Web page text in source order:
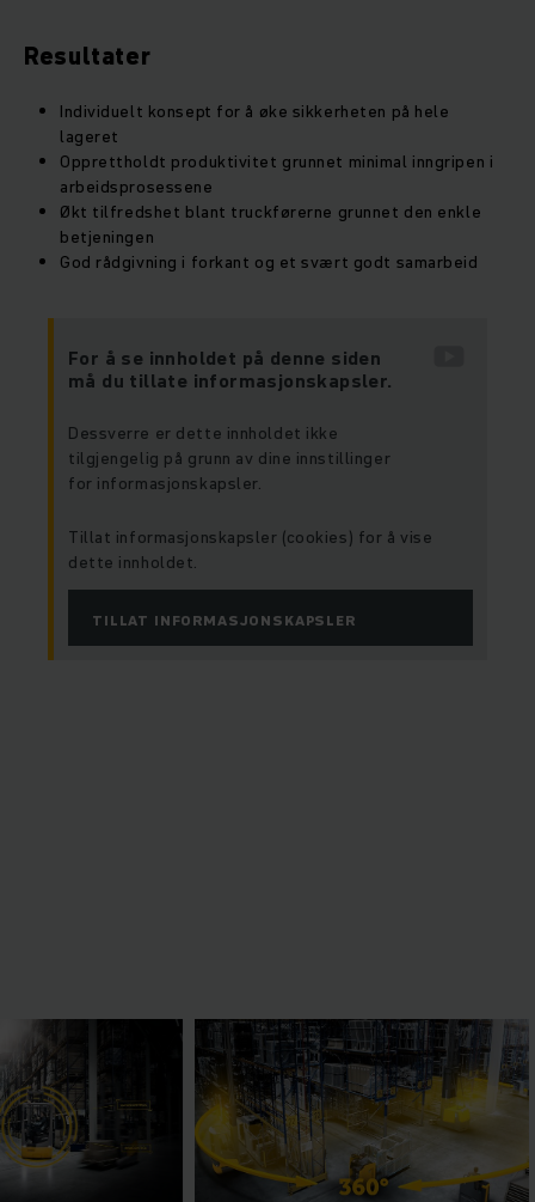
Resultater
Individuelt konsept for å øke sikkerheten på hele
lageret
Opprettholdt produktivitet grunnet minimal inngripen i
arbeidsprosessene
Økt tilfredshet blant truckførerne grunnet den enkle
betjeningen
God rådgivning i forkant og et svært godt samarbeid
For å se innholdet på denne siden
må du tillate informasjonskapsler.
Dessverre er dette innholdet ikke
tilgjengelig på grunn av dine innstillinger
for informasjonskapsler.
Tillat informasjonskapsler (cookies) for å vise
dette innholdet.
TILLAT INFORMASJONSKAPSLER